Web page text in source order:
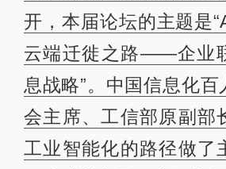
开，本届论坛的主题是
云端迁徙之路——企业
息战略”。中国信息化百
会主席、工信部原副部
工业智能化的路径做了